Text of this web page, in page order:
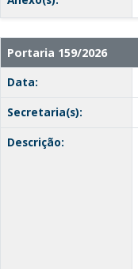
Portaria 159/2026
Data:
Secretaria(s):
Descrição: